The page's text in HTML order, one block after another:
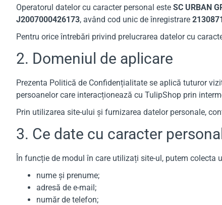
Operatorul datelor cu caracter personal este SC URBAN
J2007000426173, având cod unic de înregistrare
Pentru orice întrebări privind prelucrarea datelor cu
2. Domeniul de aplicare
Prezenta Politică de Confidențialitate se aplică tuturor
persoanelor care interacționează cu TulipShop prin
Prin utilizarea site-ului și furnizarea datelor personale,
3. Ce date cu caracter
În funcție de modul în care utilizați site-ul, putem colecta
nume și prenume;
adresă de e-mail;
număr de telefon;